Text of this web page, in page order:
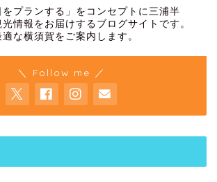
をプランする」をコンセプトに三浦半
情報をお届けするブログサイトです。
な横須賀をご案内します。
＼ Follow me ／